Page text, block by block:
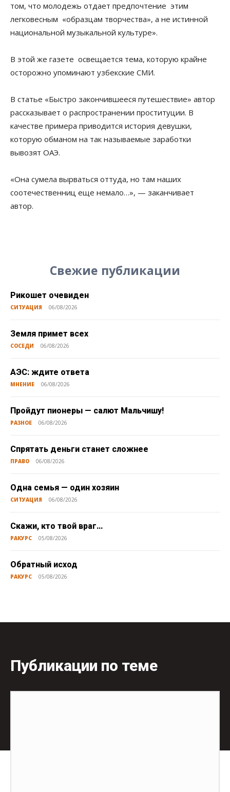
том, что молодежь отдает предпочтение этим
легковесным «образцам творчества», а не истинной
национальной музыкальной культуре».
В этой же газете освещается тема, которую крайне
осторожно упоминают узбекские СМИ.
В статье «Быстро закончившееся путешествие» автор
рассказывает о распространении проституции. В
качестве примера приводится история девушки,
которую обманом на так называемые заработки
вывозят ОАЭ.
«Она сумела вырваться оттуда, но там наших
соотечественниц еще немало…», — заканчивает
автор.
Свежие публикации
Рикошет очевиден
СИТУАЦИЯ 06/08/2026
Земля примет всех
СОСЕДИ 06/08/2026
АЭС: ждите ответа
МНЕНИЕ 06/08/2026
Пройдут пионеры — салют Мальчишу!
РАЗНОЕ 06/08/2026
Спрятать деньги станет сложнее
ПРАВО 06/08/2026
Одна семья — один хозяин
СИТУАЦИЯ 06/08/2026
Скажи, кто твой враг…
РАКУРС 05/08/2026
Обратный исход
РАКУРС 05/08/2026
Публикации по теме